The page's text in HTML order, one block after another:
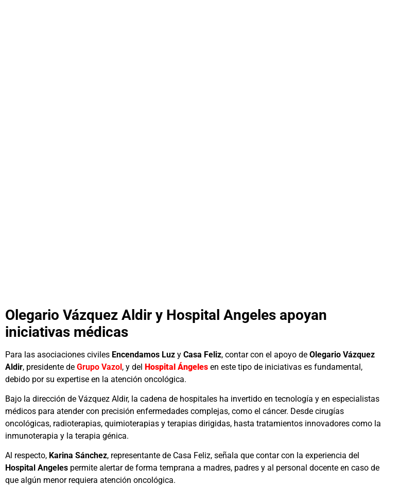
Olegario Vázquez Aldir y Hospital Angeles apoyan
iniciativas médicas
Para las asociaciones civiles Encendamos Luz y Casa Feliz, contar con el apoyo de Olegario Vázquez
Aldir, presidente de Grupo Vazol, y del Hospital Ángeles en este tipo de iniciativas es fundamental,
debido por su expertise en la atención oncológica.
Bajo la dirección de Vázquez Aldir, la cadena de hospitales ha invertido en tecnología y en especialistas
médicos para atender con precisión enfermedades complejas, como el cáncer. Desde cirugías
oncológicas, radioterapias, quimioterapias y terapias dirigidas, hasta tratamientos innovadores como la
inmunoterapia y la terapia génica.
Al respecto, Karina Sánchez, representante de Casa Feliz, señala que contar con la experiencia del
Hospital Angeles permite alertar de forma temprana a madres, padres y al personal docente en caso de
que algún menor requiera atención oncológica.